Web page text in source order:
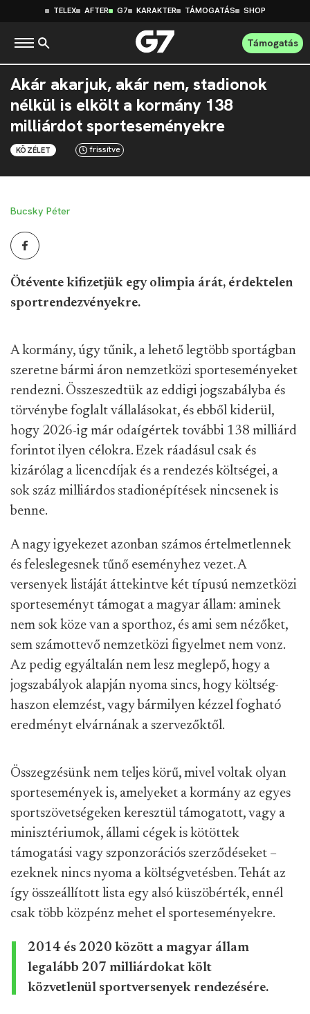
TELEX AFTER G7 KARAKTER TÁMOGATÁS SHOP
Támogatás
Akár akarjuk, akár nem, stadionok
nélkül is elkölt a kormány 138
milliárdot sporteseményekre
KÖZÉLET frissítve
Bucsky Péter
Ötévente kifizetjük egy olimpia árát, érdektelen
sportrendezvényekre.
A kormány, úgy tűnik, a lehető legtöbb sportágban
szeretne bármi áron nemzetközi sporteseményeket
rendezni. Összeszedtük az eddigi jogszabályba és
törvénybe foglalt vállalásokat, és ebből kiderül,
hogy 2026-ig már odaígértek további 138 milliárd
forintot ilyen célokra. Ezek ráadásul csak és
kizárólag a licencdíjak és a rendezés költségei, a
sok száz milliárdos stadionépítések nincsenek is
benne.
A nagy igyekezet azonban számos értelmetlennek
és feleslegesnek tűnő eseményhez vezet. A
versenyek listáját áttekintve két típusú nemzetközi
sporteseményt támogat a magyar állam: aminek
nem sok köze van a sporthoz, és ami sem nézőket,
sem számottevő nemzetközi figyelmet nem vonz.
Az pedig egyáltalán nem lesz meglepő, hogy a
jogszabályok alapján nyoma sincs, hogy költség-
haszon elemzést, vagy bármilyen kézzel fogható
eredményt elvárnának a szervezőktől.
Összegzésünk nem teljes körű, mivel voltak olyan
sportesemények is, amelyeket a kormány az egyes
sportszövetségeken keresztül támogatott, vagy a
minisztériumok, állami cégek is kötöttek
támogatási vagy szponzorációs szerződéseket –
ezeknek nincs nyoma a költségvetésben. Tehát az
így összeállított lista egy alsó küszöbérték, ennél
csak több közpénz mehet el sporteseményekre.
2014 és 2020 között a magyar állam
legalább 207 milliárdokat költ
közvetlenül sportversenyek rendezésére.